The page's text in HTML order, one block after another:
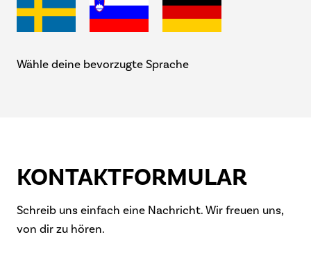
Wähle deine bevorzugte Sprache
KONTAKT­FORMULAR
Schreib uns einfach eine Nachricht. Wir freuen uns,
von dir zu hören.